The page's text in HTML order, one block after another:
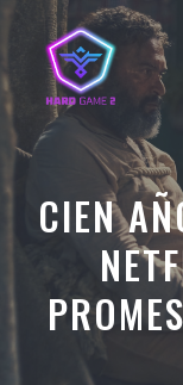
contenido
CIEN